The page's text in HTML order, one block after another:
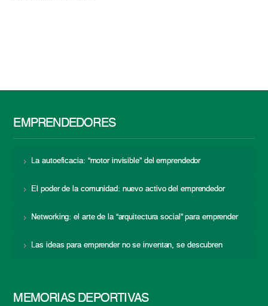
EMPRENDEDORES
La autoeficacia: “motor invisible” del emprendedor
El poder de la comunidad: nuevo activo del emprendedor
Networking: el arte de la “arquitectura social” para emprender
Las ideas para emprender no se inventan, se descubren
MEMORIAS DEPORTIVAS